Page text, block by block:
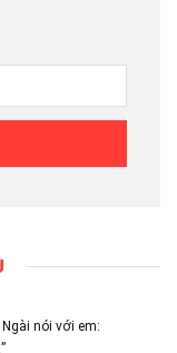
nói với em: